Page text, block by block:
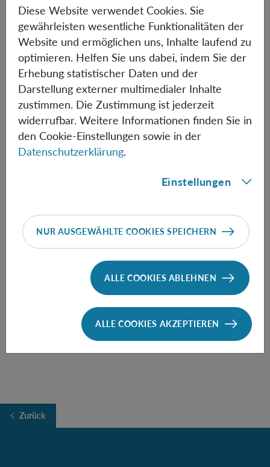
appreciable correlations arising even without spatially
superposed mass states. I will argue that the possibility of
rotating the spheres at high angular velocities can
compensate for the smallness of the gravitomagnetic
coupling, enabling entangling rates comparable to those
of Newtonian schemes. I will conclude by discussing
open questions and conceptual avenues opened by frame
dragging-mediated entanglement.
Speaker: Trinidad Lantaño(Ulm University)
FOLLOW THE TALK HERE
Zurück
Diese Website verwendet Cookies. Sie
gewährleisten wesentliche Funktionalitäten der
Website und ermöglichen uns, Inhalte laufend zu
optimieren. Helfen Sie uns dabei, indem Sie der
Erhebung statistischer Daten und der
Darstellung externer multimedialer Inhalte
zustimmen. Die Zustimmung ist jederzeit
widerrufbar. Weitere Informationen finden Sie in
den Cookie-Einstellungen sowie in der
Datenschutzerklärung.
Einstellungen
NUR AUSGEWÄHLTE COOKIES SPEICHERN
ALLE COOKIES ABLEHNEN
ALLE COOKIES AKZEPTIEREN